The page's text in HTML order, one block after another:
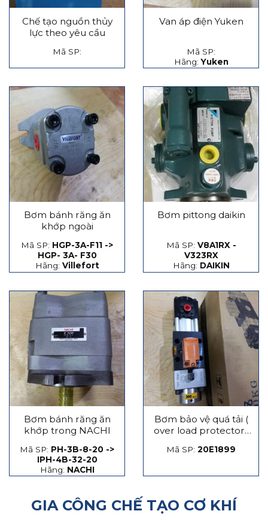
Chế tạo nguồn thủy
lực theo yêu cầu
Mã SP:
Van áp điện Yuken
Mã SP:
Hãng:Yuken
Bơm bánh răng ăn
khớp ngoài
Mã SP: HGP-3A-F11 ->
HGP- 3A- F30
Hãng: Villefort
Bơm pittong daikin
Mã SP: V8A1RX -
V323RX
Hãng: DAIKIN
Bơm bánh răng ăn
khớp trong NACHI
Mã SP: PH-3B-8-20 ->
IPH-4B-32-20
Hãng: NACHI
Bơm bảo vệ quá tải (
over load protector)
máy dập
Mã SP: 20E1899
GIA CÔNG CHẾ TẠO CƠ KHÍ